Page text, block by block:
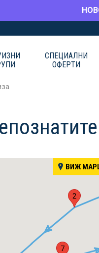
СПЕЦИАЛНИ
ОФЕРТИ
2
7
ВИЖ